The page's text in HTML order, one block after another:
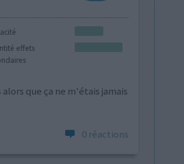
effets
que ça ne m'étais jamais
0 réactions